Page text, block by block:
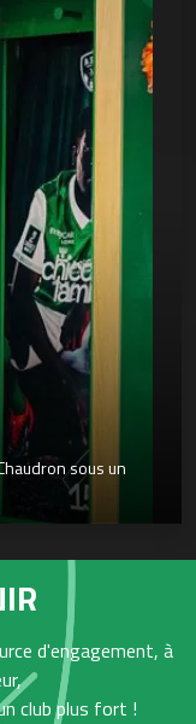
sous un
d'engagement, à
club plus fort !